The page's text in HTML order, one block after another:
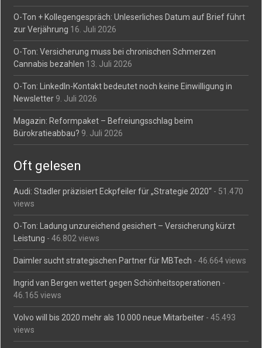
O-Ton + Kollegengespräch: Unleserliches Datum auf Brief führt
zur Verjährung 16. Juli 2026
O-Ton: Versicherung muss bei chronischen Schmerzen
Cannabis bezahlen 13. Juli 2026
O-Ton: LinkedIn-Kontakt bedeutet noch keine Einwilligung in
Newsletter 9. Juli 2026
Magazin: Reformpaket – Befreiungsschlag beim
Bürokratieabbau? 9. Juli 2026
Oft gelesen
Audi: Stadler präzisiert Eckpfeiler für „Strategie 2020“ - 51.470
views
O-Ton: Ladung unzureichend gesichert – Versicherung kürzt
Leistung - 46.802 views
Daimler sucht strategischen Partner für MBTech - 46.664 views
Ingrid van Bergen wettert gegen Schönheitsoperationen -
46.165 views
Volvo will bis 2020 mehr als 10.000 neue Mitarbeiter - 45.493
views